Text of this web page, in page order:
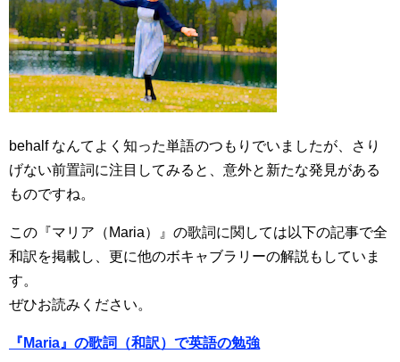
behalf なんてよく知った単語のつもりでいましたが、さり
げない前置詞に注目してみると、意外と新たな発見がある
ものですね。
この『マリア（Maria）』の歌詞に関しては以下の記事で全
和訳を掲載し、更に他のボキャブラリーの解説もしていま
す。
ぜひお読みください。
『Maria』の歌詞（和訳）で英語の勉強